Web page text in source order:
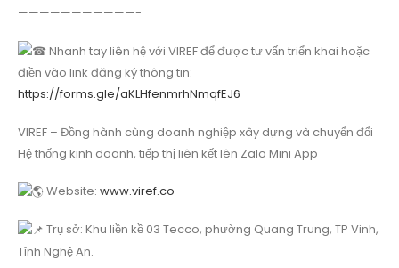
———————————-
Nhanh tay liên hệ với VIREF để được tư vấn triển khai hoặc
điền vào link đăng ký thông tin:
https://forms.gle/aKLHfenmrhNmqfEJ6
VIREF – Đồng hành cùng doanh nghiệp xây dựng và chuyển đổi
Hệ thống kinh doanh, tiếp thị liên kết lên Zalo Mini App
Website: www.viref.co
Trụ sở: Khu liền kề 03 Tecco, phường Quang Trung, TP Vinh,
Tỉnh Nghệ An.